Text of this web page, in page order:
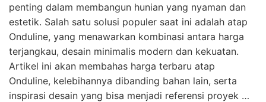
penting dalam membangun hunian yang nyaman dan
estetik. Salah satu solusi populer saat ini adalah atap
Onduline, yang menawarkan kombinasi antara harga
terjangkau, desain minimalis modern dan kekuatan.
Artikel ini akan membahas harga terbaru atap
Onduline, kelebihannya dibanding bahan lain, serta
inspirasi desain yang bisa menjadi referensi proyek …